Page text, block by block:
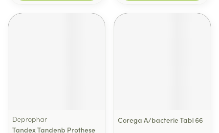
Deprophar
Tandex Tandenb Prothese
Corega A/bacterie Tabl 66